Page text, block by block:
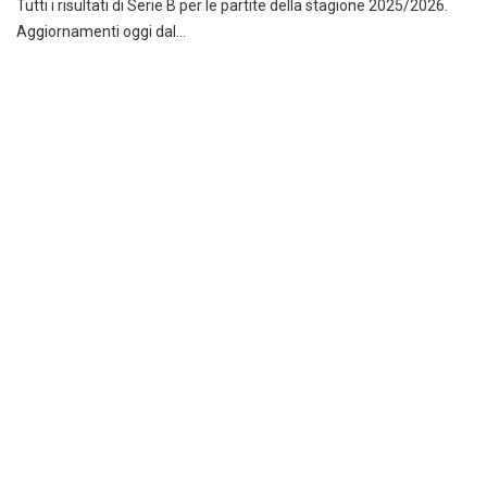
Tutti i risultati di Serie B per le partite della stagione 2025/2026.
Aggiornamenti oggi dal…